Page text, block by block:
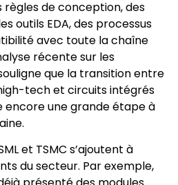
de conception, des
outils EDA, des processus
avec toute la chaîne
récente sur les
que la transition entre
tech et circuits intégrés
encore une grande étape à
et TSMC s’ajoutent à
du secteur. Par exemple,